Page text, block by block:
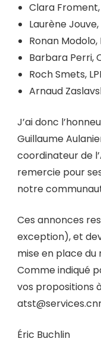
Clara Froment,
Laurène Jouve,
Ronan Modolo,
Barbara Perri,
Roch Smets,
Arnaud
J’ai donc
Guillaume
coordinateur de
remercie pour
notre
Ces annonces
exception), et
mise en place du
Comme indiqué
vos propositions
Éric Buchlin